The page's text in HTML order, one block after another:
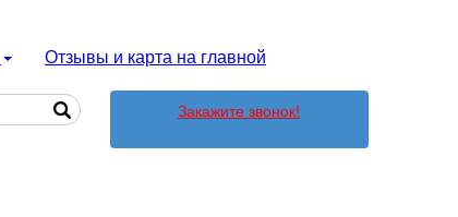
Отзывы и карта на главной
Закажите звонок!